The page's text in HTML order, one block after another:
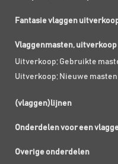
Fantasie vlaggen
Vlaggenmasten, uitverkoop
Uitverkoop; Gebruikte
Uitverkoop; Nieuwe masten
(vlaggen)lijnen
Onderdelen voor een
Overige onderdelen